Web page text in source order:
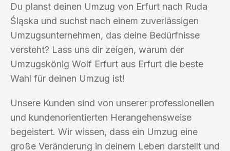
Du planst deinen Umzug von Erfurt nach Ruda
Śląska und suchst nach einem zuverlässigen
Umzugsunternehmen, das deine Bedürfnisse
versteht? Lass uns dir zeigen, warum der
Umzugskönig Wolf Erfurt aus Erfurt die beste
Wahl für deinen Umzug ist!
Unsere Kunden sind von unserer professionellen
und kundenorientierten Herangehensweise
begeistert. Wir wissen, dass ein Umzug eine
große Veränderung in deinem Leben darstellt und